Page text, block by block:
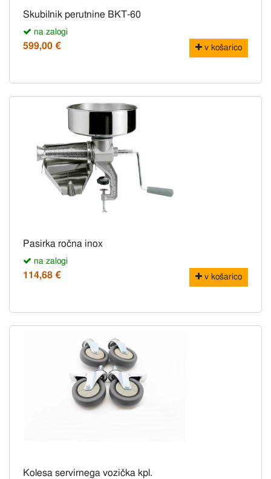
Skubilnik perutnine BKT-60
na zalogi
599,00 € v košarico
Pasirka ročna inox
na zalogi
114,68 € v košarico
Kolesa servirnega vozička kpl.